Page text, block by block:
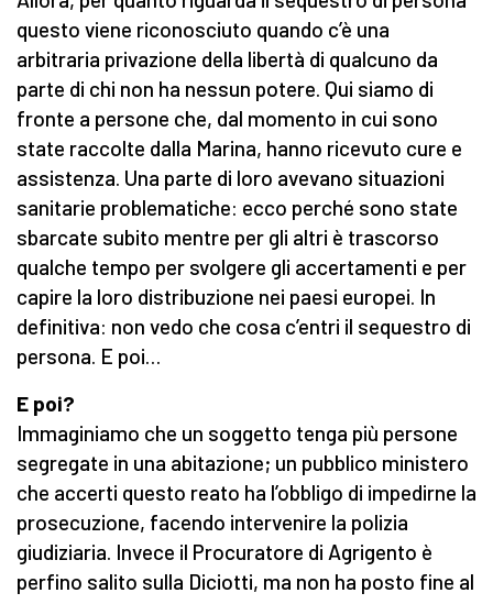
questo viene riconosciuto quando c’è una
arbitraria privazione della libertà di qualcuno da
parte di chi non ha nessun potere. Qui siamo di
fronte a persone che, dal momento in cui sono
state raccolte dalla Marina, hanno ricevuto cure e
assistenza. Una parte di loro avevano situazioni
sanitarie problematiche: ecco perché sono state
sbarcate subito mentre per gli altri è trascorso
qualche tempo per svolgere gli accertamenti e per
capire la loro distribuzione nei paesi europei. In
definitiva: non vedo che cosa c’entri il sequestro di
persona. E poi…
E poi?
Immaginiamo che un soggetto tenga più persone
segregate in una abitazione; un pubblico ministero
che accerti questo reato ha l’obbligo di impedirne la
prosecuzione, facendo intervenire la polizia
giudiziaria. Invece il Procuratore di Agrigento è
perfino salito sulla Diciotti, ma non ha posto fine al